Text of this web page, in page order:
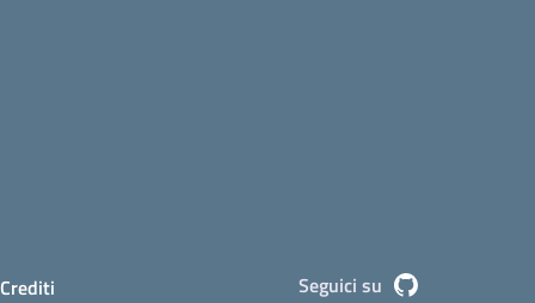
Crediti Seguici su